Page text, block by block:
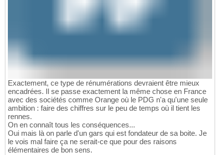
Exactement, ce type de rénumérations devraient être mieux
encadrées. Il se passe exactement la même chose en France
avec des sociétés comme Orange où le PDG n'a qu'une seule
ambition : faire des chiffres sur le peu de temps où il tient les
rennes.
On en connaît tous les conséquences...
Oui mais là on parle d'un gars qui est fondateur de sa boite. Je
le vois mal faire ça ne serait-ce que pour des raisons
élémentaires de bon sens.